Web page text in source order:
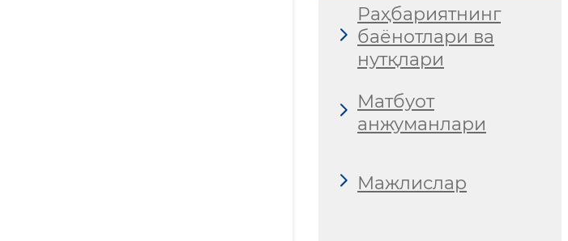
Раҳбариятнинг
баёнотлари ва
нутқлари
Матбуот
анжуманлари
Мажлислар